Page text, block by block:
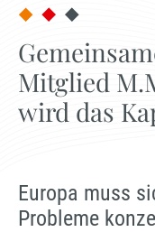
Mitglied
wird das
Europa muss
Probleme